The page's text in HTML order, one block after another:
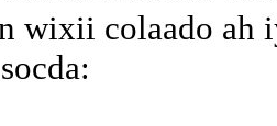
wixii colaado ah